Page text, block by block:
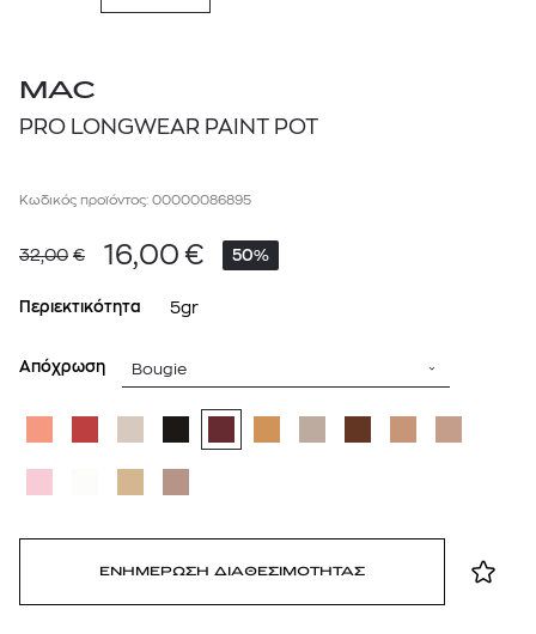
MAC
PRO LONGWEAR PAINT POT
Κωδικός προϊόντος: 00000086895
32,00 € 16,00 € 50%
Περιεκτικότητα 5gr
Απόχρωση Bougie
ΕΝΗΜΕΡΩΣΗ ΔΙΑΘΕΣΙΜΟΤΗΤΑΣ